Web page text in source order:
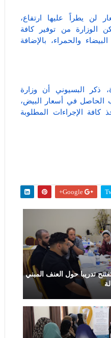
لن يطراً عليها ارتفاع،
الوزارة من توفير كافة
والحمراء، بالإضافة
ذكر البسيوني أن وزارة
الحاصل في أسعار البيض،
الإجراءات المطلوبة
Google+
تدريبا حول العنف المبني